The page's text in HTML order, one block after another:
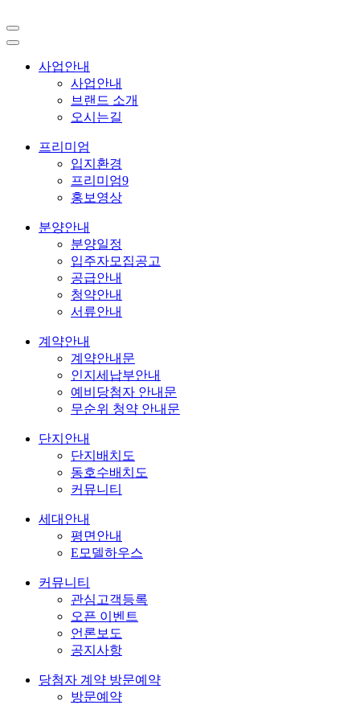
사업안내
사업안내
브랜드 소개
오시는길
프리미엄
입지환경
프리미엄9
홍보영상
분양안내
분양일정
입주자모집공고
공급안내
청약안내
서류안내
계약안내
계약안내문
인지세납부안내
예비당첨자 안내문
무순위 청약 안내문
단지안내
단지배치도
동호수배치도
커뮤니티
세대안내
평면안내
E모델하우스
커뮤니티
관심고객등록
오픈 이벤트
언론보도
공지사항
당첨자 계약 방문예약
방문예약